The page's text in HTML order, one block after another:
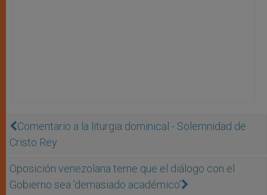
Comentario a la liturgia dominical - Solemnidad de
Cristo Rey
Oposición venezolana teme que el diálogo con el
Gobierno sea 'demasiado académico'